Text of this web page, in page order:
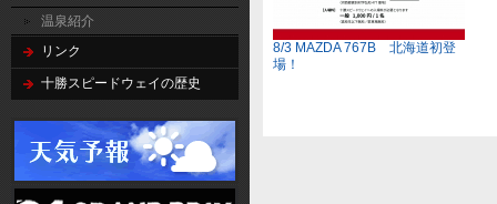
温泉紹介
リンク
十勝スピードウェイの歴史
8/3 MAZDA 767B 北海道初登
場！